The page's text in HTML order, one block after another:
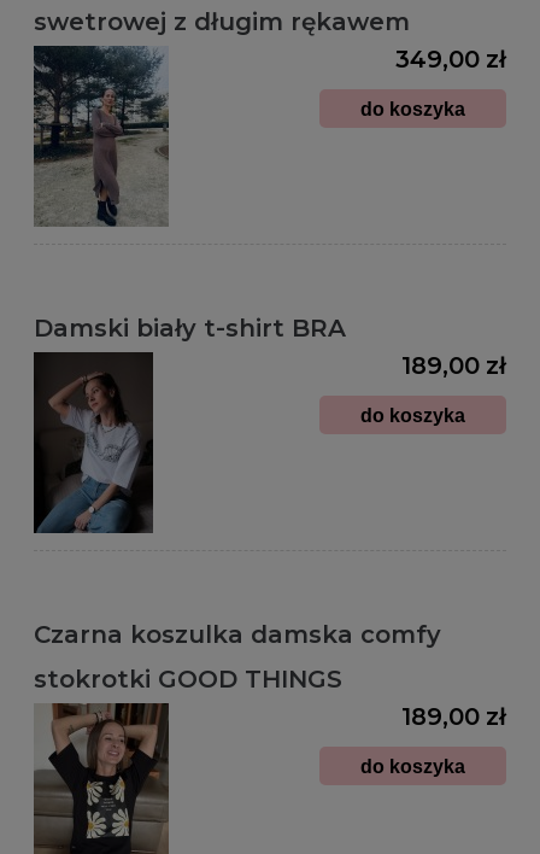
swetrowej z długim rękawem
349,00 zł
do koszyka
Damski biały t-shirt BRA
189,00 zł
do koszyka
Czarna koszulka damska comfy
stokrotki GOOD THINGS
189,00 zł
do koszyka